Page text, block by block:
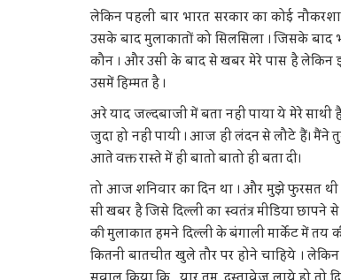
लेकिन पहली बार भारत सरकार का कोई
उसके बाद मुलाकातों को सिलसिला । जिसके
कौन । और उसी के बाद से खबर मेरे पास है लेकिन
उसमें हिम्मत है ।
अरे याद जल्दबाजी में बता नहीं पाया ये मेरे
जुदा हो नहीं पायी । आज ही लंदन से लौटे हैं। मैंने
आते वक्त रास्ते में ही बातो बातो ही बता दी।
तो आज शनिवार का दिन था । और मुझे फुरसत
सी खबर है जिसे दिल्ली का स्वतंत्र मीडिया छापने
की मुलाकात हमने दिल्ली के बंगाली मार्केट में तय
कितनी बातचीत खुले तौर पर होने चाहिये ।